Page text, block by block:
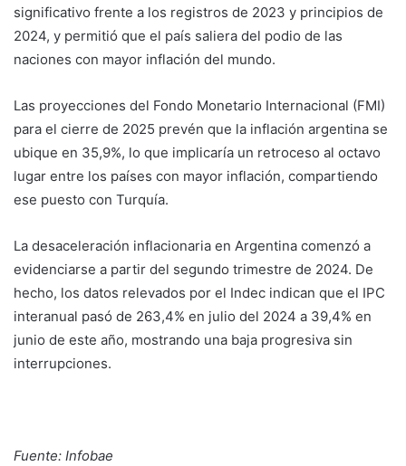
significativo frente a los registros de 2023 y principios de
2024, y permitió que el país saliera del podio de las
naciones con mayor inflación del mundo.
Las proyecciones del Fondo Monetario Internacional (FMI)
para el cierre de 2025 prevén que la inflación argentina se
ubique en 35,9%, lo que implicaría un retroceso al octavo
lugar entre los países con mayor inflación, compartiendo
ese puesto con Turquía.
La desaceleración inflacionaria en Argentina comenzó a
evidenciarse a partir del segundo trimestre de 2024. De
hecho, los datos relevados por el Indec indican que el IPC
interanual pasó de 263,4% en julio del 2024 a 39,4% en
junio de este año, mostrando una baja progresiva sin
interrupciones.
Fuente: Infobae